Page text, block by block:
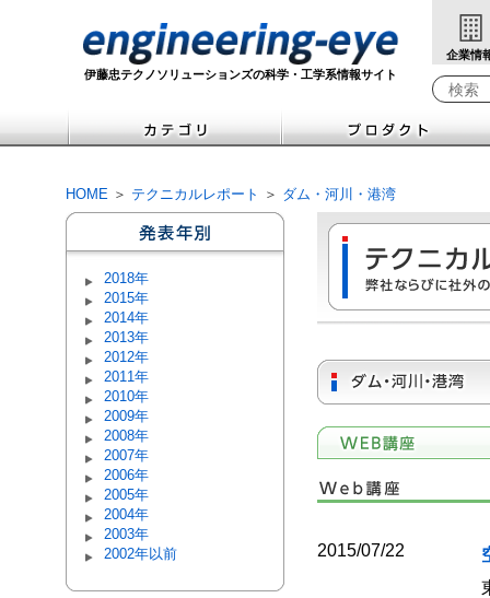
伊藤忠テクノソリューションズの科学・工学系情報サイト
企業情
検索キ
HOME ＞ テクニカルレポート ＞ ダム・河川・港湾
2018年
2015年
2014年
2013年
2012年
2011年
2010年
2009年
2008年
2007年
2006年
2005年
2004年
2003年
2002年以前
2015/07/22